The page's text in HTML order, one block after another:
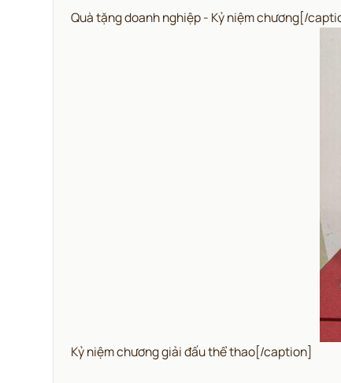
Quà tặng doanh nghiệp - Kỷ niệm chương[/
Kỷ niệm chương giải đấu thể thao[/caption]